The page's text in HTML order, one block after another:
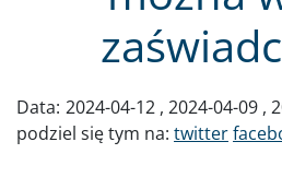
Data: 2024-04-12 2024-04-09
podziel się tym na: twitter